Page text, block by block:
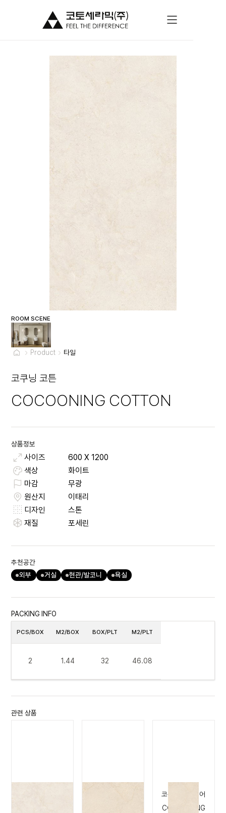
ROOM SCENE
Product 타일
코쿠닝 코튼
COCOONING COTTON
상품정보
사이즈 600 X 1200
색상
화이트
마감
무광
원산지
이태리
디자인
스톤
재질
포세린
추천공간
외부
거실 현관/발코니 욕실
PACKING INFO
PCS/BOX
2
M2/BOX
1.44
BOX/PLT
32
M2/PLT
46.08
관련 상품
코쿠닝 캐시미어
COCOONING